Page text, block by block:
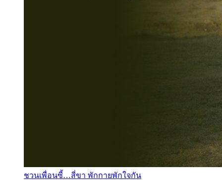
ชวนเพื่อนซี้…สี่ขา พักกายพักใจกัน